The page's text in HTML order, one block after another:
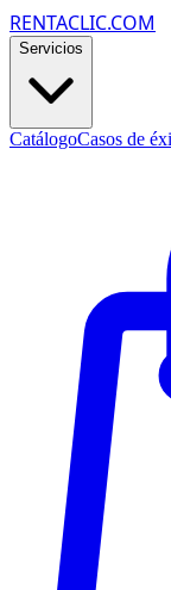
RENTACLIC.COM
Servicios
CatálogoCasos de